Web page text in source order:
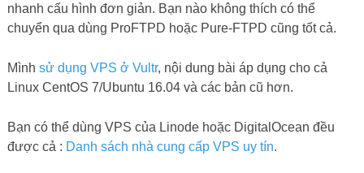
nhanh cấu hình đơn giản. Bạn nào không thích có thể
chuyển qua dùng ProFTPD hoặc Pure-FTPD cũng tốt cả.
Mình sử dụng VPS ở Vultr, nội dung bài áp dụng cho cả
Linux CentOS 7/Ubuntu 16.04 và các bản cũ hơn.
Bạn có thể dùng VPS của Linode hoặc DigitalOcean đều
được cả : Danh sách nhà cung cấp VPS uy tín.